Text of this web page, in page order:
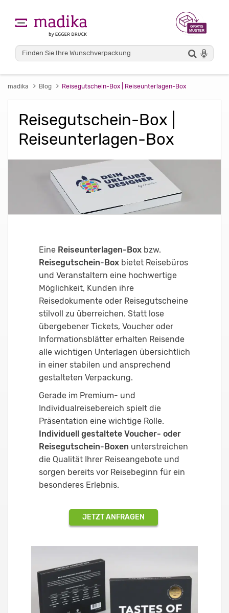
madika Blog Reisegutschein-Box | Reiseunterlagen-Box
Reisegutschein-Box |
Reiseunterlagen-Box
Eine Reiseunterlagen-Box bzw.
Reisegutschein-Box bietet Reisebüros
und Veranstaltern eine hochwertige
Möglichkeit, Kunden ihre
Reisedokumente oder Reisegutscheine
stilvoll zu überreichen. Statt lose
übergebener Tickets, Voucher oder
Informationsblätter erhalten Reisende
alle wichtigen Unterlagen übersichtlich
in einer stabilen und ansprechend
gestalteten Verpackung.
Gerade im Premium- und
Individualreisebereich spielt die
Präsentation eine wichtige Rolle.
Individuell gestaltete Voucher- oder
Reisegutschein-Boxen unterstreichen
die Qualität Ihrer Reiseangebote und
sorgen bereits vor Reisebeginn für ein
besonderes Erlebnis.
JETZT ANFRAGEN